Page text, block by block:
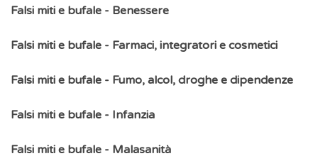
Falsi miti e bufale - Benessere
Falsi miti e bufale - Farmaci, integratori e cosmetici
Falsi miti e bufale - Fumo, alcol, droghe e dipendenze
Falsi miti e bufale - Infanzia
Falsi miti e bufale - Malasanità